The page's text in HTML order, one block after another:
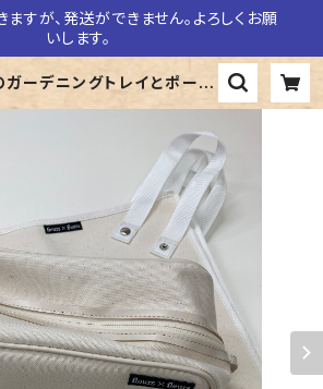
すが、発送ができません。よろしくお願
いします。
ガーデニングトレイとポーチ